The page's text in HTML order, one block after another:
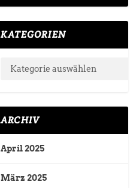
KATEGORIEN
ARCHIV
April 2025
März 2025